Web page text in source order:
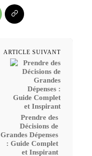
ARTICLE SUIVANT
Prendre des
Décisions de
Grandes Dépenses
: Guide Complet
et Inspirant